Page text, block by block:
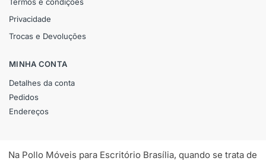
Privacidade
Trocas e Devoluções
MINHA CONTA
Detalhes da conta
Pedidos
Endereços
Na Pollo Móveis para Escritório Brasília, quando se trata de